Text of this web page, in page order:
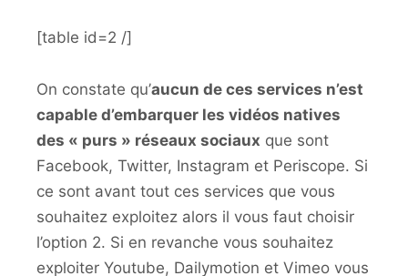
[table id=2 /]
On constate qu’aucun de ces services n’est
capable d’embarquer les vidéos natives
des « purs » réseaux sociaux que sont
Facebook, Twitter, Instagram et Periscope. Si
ce sont avant tout ces services que vous
souhaitez exploitez alors il vous faut choisir
l’option 2. Si en revanche vous souhaitez
exploiter Youtube, Dailymotion et Vimeo vous